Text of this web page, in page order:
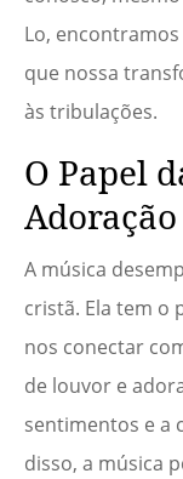
Lo,
que nossa
às tribulações.
O Papel
Adoração
A música
cristã. Ela tem o
nos conectar
de louvor e
sentimentos e a
disso, a música